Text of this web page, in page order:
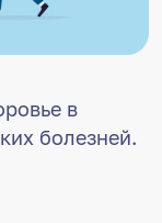
в
болезней.